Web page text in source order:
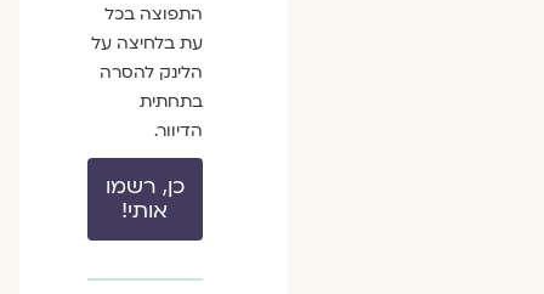
התפוצה בכל
עת בלחיצה על
הלינק להסרה
בתחתית
הדיוור.
כן, רשמו
אותי!